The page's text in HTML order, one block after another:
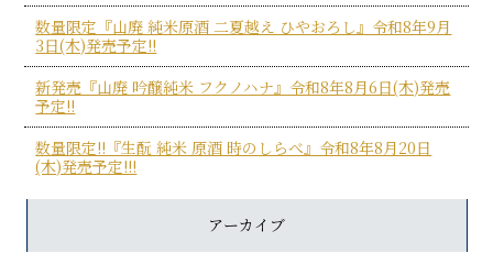
数量限定『山廃 純米原酒 二夏越え ひやおろし』令和8年9月
3日(木)発売予定!!
新発売『山廃 吟醸純米 フクノハナ』令和8年8月6日(木)発売
予定!!
数量限定!!『生酛 純米 原酒 時のしらべ』令和8年8月20日
(木)発売予定!!!
アーカイブ